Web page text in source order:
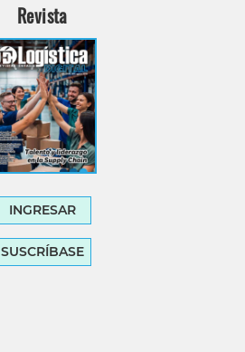
Revista
INGRESAR
SUSCRÍBASE